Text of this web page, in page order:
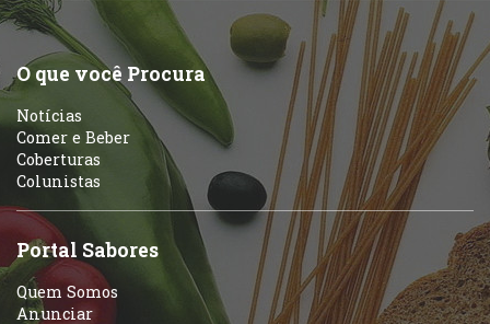
O que você Procura
Notícias
Comer e Beber
Coberturas
Colunistas
Portal Sabores
Quem Somos
Anunciar